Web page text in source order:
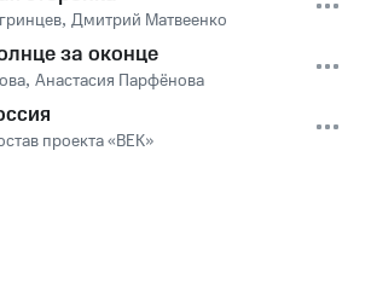
, Дмитрий Матвеенко
за оконце
, Анастасия Парфёнова
проекта «ВЕК»